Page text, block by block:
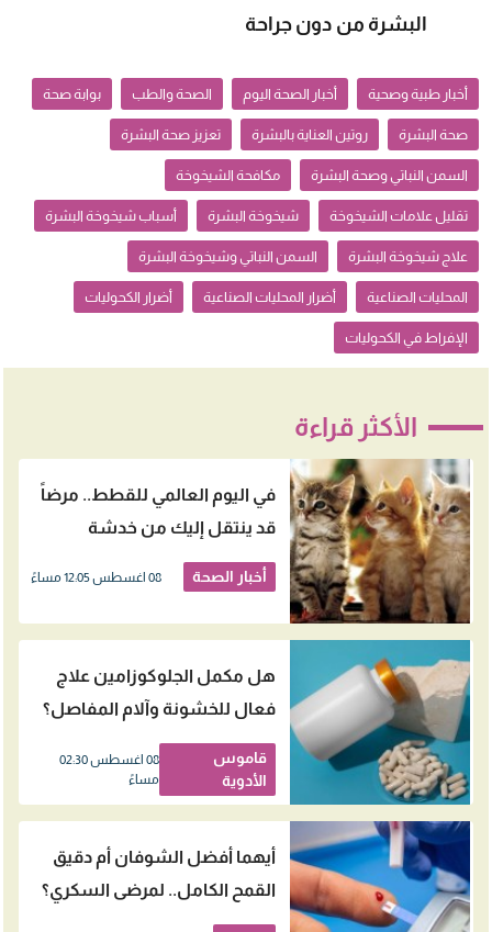
البشرة من دون جراحة
أخبار طبية وصحية أخبار الصحة اليوم الصحة والطب بوابة صحة
صحة البشرة روتين العناية بالبشرة تعزيز صحة البشرة
السمن النباتي وصحة البشرة مكافحة الشيخوخة
تقليل علامات الشيخوخة شيخوخة البشرة أسباب شيخوخة البشرة
علاج شيخوخة البشرة السمن النباتي وشيخوخة البشرة
المحليات الصناعية أضرار المحليات الصناعية أضرار الكحوليات
الإفراط في الكحوليات
الأكثر قراءة
في اليوم العالمي للقطط.. مرضاً
قد ينتقل إليك من خدشة
بسيطة
أخبار الصحة 08 اغسطس 12:05 مساءً
هل مكمل الجلوكوزامين علاج
فعال للخشونة وآلام المفاصل؟
قاموس
الأدوية
08 اغسطس 02:30
مساءً
أيهما أفضل الشوفان أم دقيق
القمح الكامل.. لمرضى السكري؟